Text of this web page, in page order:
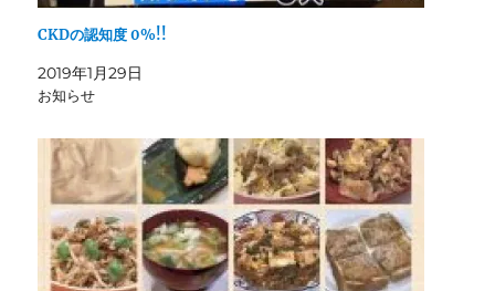
CKDの認知度 0%!!
2019年1月29日
お知らせ